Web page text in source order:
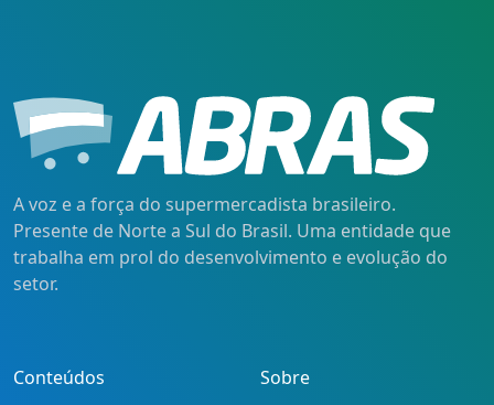
A voz e a força do supermercadista brasileiro.
Presente de Norte a Sul do Brasil. Uma entidade que
trabalha em prol do desenvolvimento e evolução do
setor.
Conteúdos
Sobre